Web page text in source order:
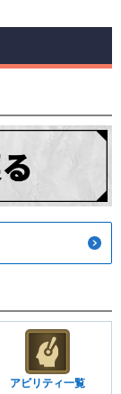
アビリティ一覧